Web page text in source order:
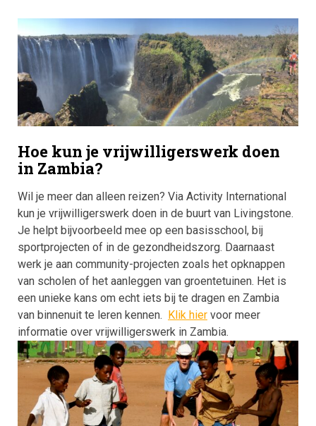
Hoe kun je vrijwilligerswerk doen
in Zambia?
Wil je meer dan alleen reizen? Via Activity International
kun je vrijwilligerswerk doen in de buurt van Livingstone.
Je helpt bijvoorbeeld mee op een basisschool, bij
sportprojecten of in de gezondheidszorg. Daarnaast
werk je aan community-projecten zoals het opknappen
van scholen of het aanleggen van groentetuinen. Het is
een unieke kans om echt iets bij te dragen en Zambia
van binnenuit te leren kennen. Klik hier voor meer
informatie over vrijwilligerswerk in Zambia.